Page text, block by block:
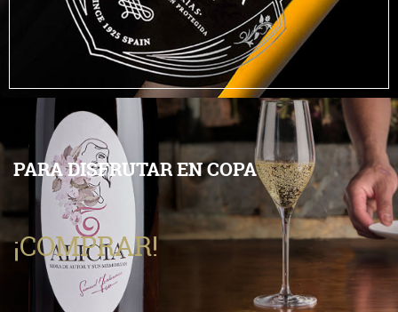
PARA DISFRUTAR EN COPA
¡COMPRAR!